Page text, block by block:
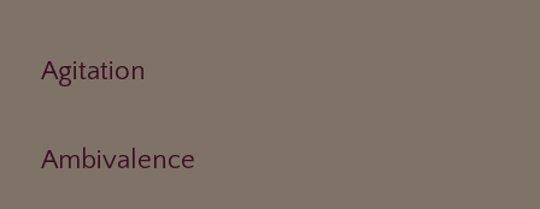
Agitation
Ambivalence